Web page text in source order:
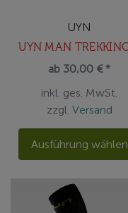
UYN
ab 30,00 € *
inkl. ges. MwSt.
zzgl. Versand
Ausführung wählen